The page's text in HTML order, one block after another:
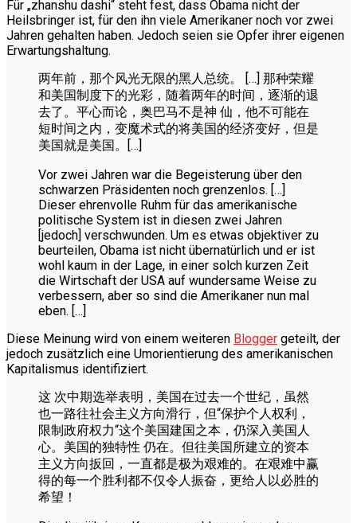
Für „zhanshu dashi“ steht fest, dass Obama nicht der
Heilsbringer ist, für den ihn viele Amerikaner noch vor zwei
Jahren gehalten haben. Jedoch seien sie Opfer ihrer eigenen
Erwartungshaltung.
两年前，那个风光无限的黑人总统。 […] 那种荣耀
和美国制度下的光彩，随着两年的时间，逐渐的退
去了。平心而论，奥巴马不是神 仙，他不可能在
短时间之内，变魔术式的将美国的经济变好，但是
美国就是美国。[…]
Vor zwei Jahren war die Begeisterung über den
schwarzen Präsidenten noch grenzenlos. […]
Dieser ehrenvolle Ruhm für das amerikanische
politische System ist in diesen zwei Jahren
[jedoch] verschwunden. Um es etwas objektiver zu
beurteilen, Obama ist nicht übernatürlich und er ist
wohl kaum in der Lage, in einer solch kurzen Zeit
die Wirtschaft der USA auf wundersame Weise zu
verbessern, aber so sind die Amerikaner nun mal
eben. […]
Diese Meinung wird von einem weiteren Blogger geteilt, der
jedoch zusätzlich eine Umorientierung des amerikanischen
Kapitalismus identifiziert.
这 次中期选举表明，美国在过去一个世纪，虽然
也一路往社会主义方向滑行，但“保护个人权利，
限制政府权力“这个美国建国之本，仍深入美国人
心。美国的独特性 仍在。但往美国所建立的资本
主义方向扳回，一直都是极为艰难的。在艰难中赢
得的每一个胜利都不仅令人振奋，更给人以必胜的
希望！